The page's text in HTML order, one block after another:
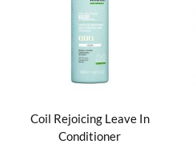
Coil Rejoicing Leave In
Conditioner